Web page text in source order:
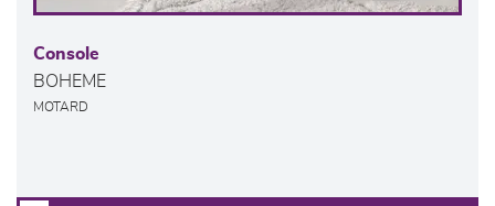
Console
BOHEME
MOTARD